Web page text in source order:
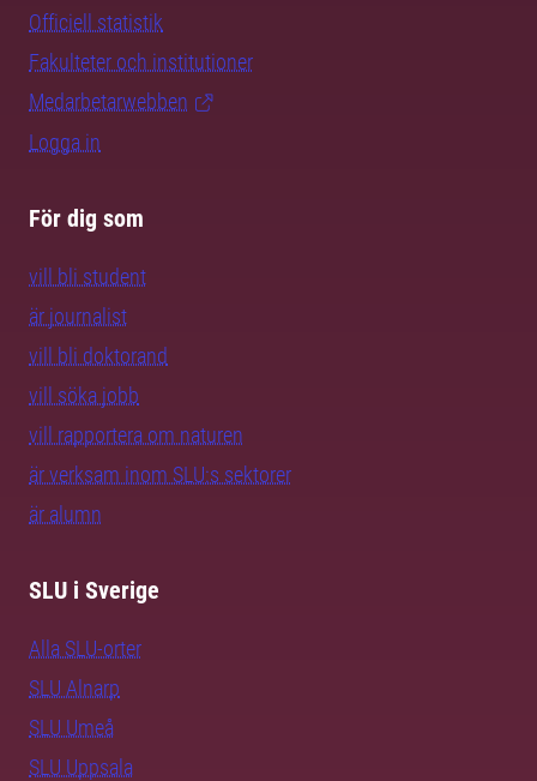
Officiell statistik
Fakulteter och institutioner
Medarbetarwebben
Logga in
För dig som
vill bli student
är journalist
vill bli doktorand
vill söka jobb
vill rapportera om naturen
är verksam inom SLU:s sektorer
är alumn
SLU i Sverige
Alla SLU-orter
SLU Alnarp
SLU Umeå
SLU Uppsala